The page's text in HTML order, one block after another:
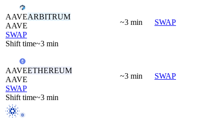
AAVEARBITRUM
AAVE
SWAP
Shift time~3 min
~3 min SWAP
AAVEETHEREUM
AAVE
SWAP
Shift time~3 min
~3 min SWAP